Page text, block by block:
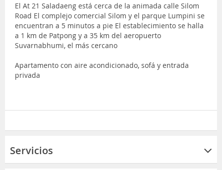
El At 21 Saladaeng está cerca de la animada calle Silom
Road El complejo comercial Silom y el parque Lumpini se
encuentran a 5 minutos a pie El establecimiento se halla
a 1 km de Patpong y a 35 km del aeropuerto
Suvarnabhumi, el más cercano
Apartamento con aire acondicionado, sofá y entrada
privada
Servicios